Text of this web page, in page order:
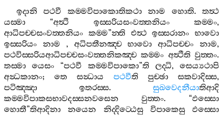
ඉදානි පථවී කම‍්මවිපාකොතිකථා නාම හොති.තත්‍ථ
යස‍්මා “අත්‍ථි ඉස‍්සරියසංවත‍්තනියං කම‍්මං,
ආධිපච‍්චසංවත‍්තනියං කම‍්ම”න‍්ති එත්‍ථ ඉස‍්සරානං භාවො
ඉස‍්සරියං
නාම , අධිපතීනඤ‍්ච භාවො ආධිපච‍්චං නාම,
පථවිස‍්සරියආධිපච‍්චසංවත‍්තනිකඤ‍්ච කම‍්මං අත්‍ථීති වුත‍්තං.
තස‍්මා
යෙසං “පථවී කම‍්මවිපාකො”ති ලද‍්ධි,සෙය්‍යථාපි
අන්‍ධකානං;තෙ සන්‍ධාය පථවීති පුච‍්ඡා සකවාදිස‍්ස,
පටිඤ‍්ඤා
ඉතරස‍්ස. සුඛවෙදනීයාතිආදි
කම‍්මවිපාකසභාවදස‍්සනවසෙන
වුත‍්තං. “ඵස‍්සො
හොතී”තිආදිනා නයෙන නිද‍්දිට‍්ඨෙසු විපාකෙසු
ඵස‍්සො